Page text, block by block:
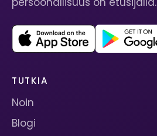
TUTKIA
Noin
Blogi